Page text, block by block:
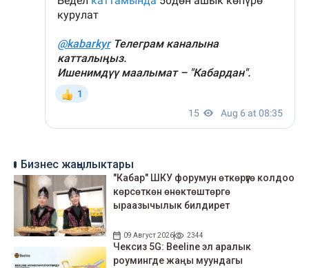
Бизнес жаңылыктары
"Кабар" ШКУ форумун өткөрүүгө колдоо
көрсөткөн өнөктөштөргө
ыраазычылык билдирет
09 Август 2026 2344
Чексиз 5G: Beeline эл аралык
роумингде жаңы муундагы